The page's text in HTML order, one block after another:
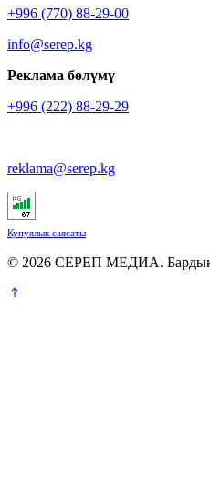
+996 (770) 88-29-00
info@serep.kg
Реклама бөлүмү
+996 (222) 88-29-29
reklama@serep.kg
Купуялык саясаты
© 2026 СЕРЕП МЕДИА. Бардык